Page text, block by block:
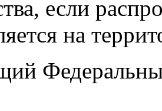
если
на